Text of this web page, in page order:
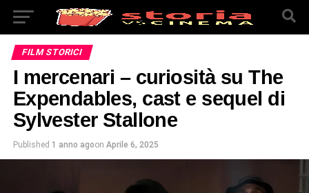
FILM STORICI
I mercenari – curiosità su The
Expendables, cast e sequel di
Sylvester Stallone
Published 1 anno agoon Aprile 6, 2025